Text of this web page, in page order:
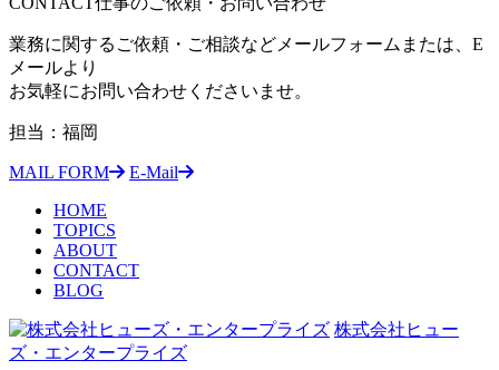
業務に関するご依頼・ご相談などメールフォームまたは、E
メールより
お気軽にお問い合わせくださいませ。
担当：福岡
MAIL FORM
E-Mail
HOME
TOPICS
ABOUT
CONTACT
BLOG
株式会社ヒュー
ズ・エンタープライズ